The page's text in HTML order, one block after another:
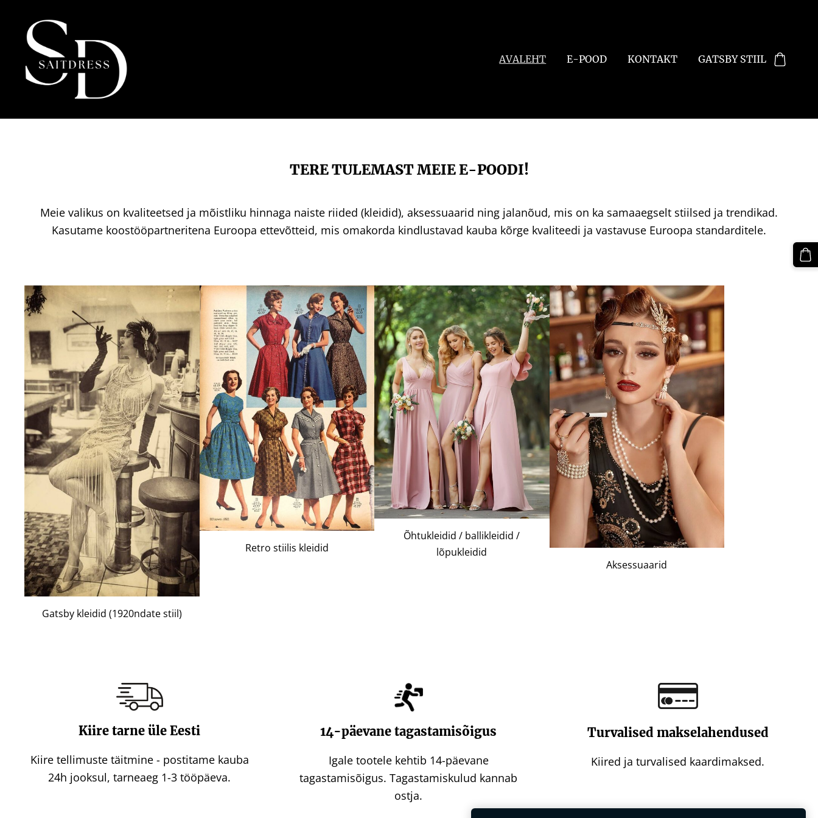
AVALEHT E-POOD KONTAKT GATSBY STIIL
TERE TULEMAST MEIE E-POODI!
Meie valikus on kvaliteetsed ja mõistliku hinnaga naiste riided (kleidid), aksessuaarid ning jalanõud, mis on ka samaaegselt stiilsed ja trendikad.
Kasutame koostööpartneritena Euroopa ettevõtteid, mis omakorda kindlustavad kauba kõrge kvaliteedi ja vastavuse Euroopa standarditele.
Gatsby kleidid (1920ndate stiil)
Retro stiilis kleidid
Õhtukleidid / ballikleidid /
lõpukleidid
Aksessuaarid
Kiire tarne üle Eesti
Kiire tellimuste täitmine - postitame kauba
24h jooksul, tarneaeg 1-3 tööpäeva.
14-päevane tagastamisõigus
Igale tootele kehtib 14-päevane
tagastamisõigus. Tagastamiskulud kannab
ostja.
Turvalised makselahendused
Kiired ja turvalised kaardimaksed.